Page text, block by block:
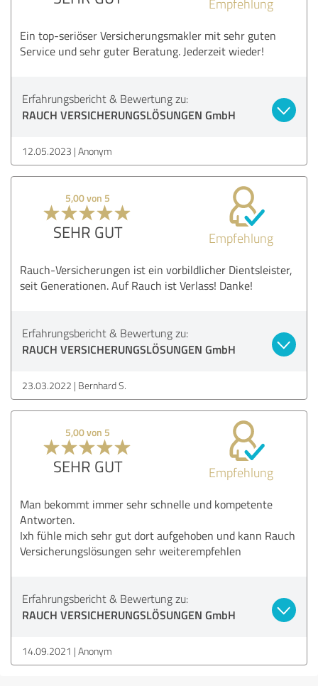
Ein top-seriöser Versicherungsmakler mit sehr guten
Service und sehr guter Beratung. Jederzeit wieder!
Erfahrungsbericht & Bewertung zu:
RAUCH VERSICHERUNGSLÖSUNGEN GmbH
12.05.2023 Anonym
5,00 von 5
SEHR GUT Empfehlung
Rauch-Versicherungen ist ein vorbildlicher Dientsleister,
seit Generationen. Auf Rauch ist Verlass! Danke!
Erfahrungsbericht & Bewertung zu:
RAUCH VERSICHERUNGSLÖSUNGEN GmbH
23.03.2022 Bernhard S.
5,00 von 5
SEHR GUT Empfehlung
Man bekommt immer sehr schnelle und kompetente
Antworten.
Ixh fühle mich sehr gut dort aufgehoben und kann Rauch
Versicherungslösungen sehr weiterempfehlen
Erfahrungsbericht & Bewertung zu:
RAUCH VERSICHERUNGSLÖSUNGEN GmbH
14.09.2021 Anonym